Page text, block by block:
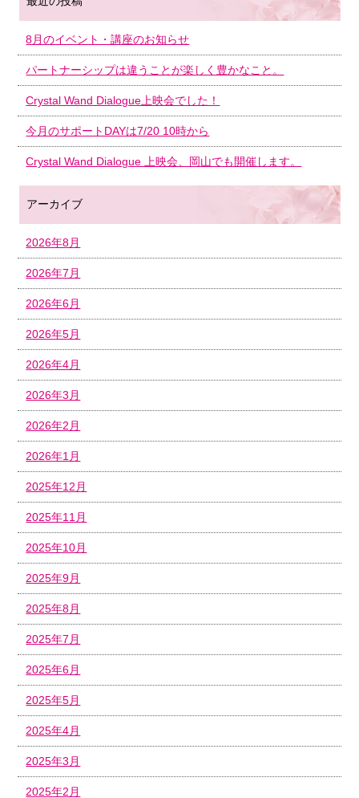
8月のイベント・講座のお知らせ
パートナーシップは違うことが楽しく豊かなこと。
Crystal Wand Dialogue上映会でした！
今月のサポートDAYは7/20 10時から
Crystal Wand Dialogue 上映会、岡山でも開催します。
アーカイブ
2026年8月
2026年7月
2026年6月
2026年5月
2026年4月
2026年3月
2026年2月
2026年1月
2025年12月
2025年11月
2025年10月
2025年9月
2025年8月
2025年7月
2025年6月
2025年5月
2025年4月
2025年3月
2025年2月